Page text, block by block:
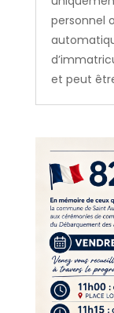
personnel
et peut